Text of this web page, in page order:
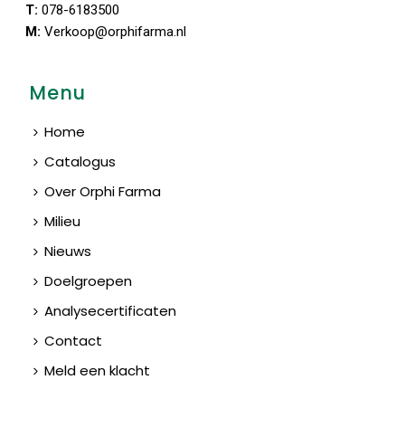
T: 078-6183500
M: Verkoop@orphifarma.nl
Menu
Home
Catalogus
Over Orphi Farma
Milieu
Nieuws
Doelgroepen
Analysecertificaten
Contact
Meld een klacht